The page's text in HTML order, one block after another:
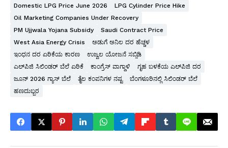
Domestic LPG Price June 2026
LPG Cylinder Price Hike
Oil Marketing Companies Under Recovery
PM Ujjwala Yojana Subsidy
Saudi Contract Price
West Asia Energy Crisis
ಅಡುಗೆ ಅನಿಲ ದರ ಹೆಚ್ಚಳ
ಇಂಧನ ದರ ಏರಿಕೆಯ ಕಾರಣ
ಉಜ್ವಲ ಯೋಜನೆ ಸಬ್ಸಿಡಿ
ಎಲ್‌ಪಿಜಿ ಸಿಲಿಂಡರ್ ಬೆಲೆ ಏರಿಕೆ
ಕಾಂಗ್ರೆಸ್ ವಾಗ್ದಾಳಿ
ಗೃಹ ಬಳಕೆಯ ಎಲ್‌ಪಿಜಿ ದರ
ಜೂನ್ 2026 ಗ್ಯಾಸ್ ಬೆಲೆ
ತೈಲ ಕಂಪನಿಗಳ ನಷ್ಟ
ಬೆಂಗಳೂರಿನಲ್ಲಿ ಸಿಲಿಂಡರ್ ಬೆಲೆ
ಹಣದುಬ್ಬರ